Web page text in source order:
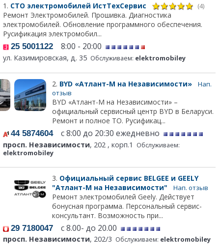
1. СТО электромобилей ИстТехСервис (4)
Ремонт Электромобилей. Прошивка. Диагностика
электромобилей. Обновление программного обеспечения.
Русификация электромобил...
25 5001122 8:00 - 20:00
ул. Казимировская, д. 35 Обслуживаем: elektromobiley
2. BYD «Атлант-М на Независимости»
Нап.
отзыв
BYD «Атлант-М на Независимости» –
официальный сервисный центр BYD в Беларуси.
Ремонт и полное ТО. Русификац...
44 5874604с 8:00 до 20:30 ежедневно
просп. Независимости, 202 , корп.1
Обслуживаем:
elektromobiley
3. Официальный сервис BELGEE и GEELY
"Атлант-М на Независимости"
Нап. отзыв
Ремонт электромобилей Geely. Действует
бонусная программа. Персональный сервис-
консультант. Возможность при...
29 7180047 с 8.00- до 20.00
просп. Независимости, 202/3 Обслуживаем: elektromobiley